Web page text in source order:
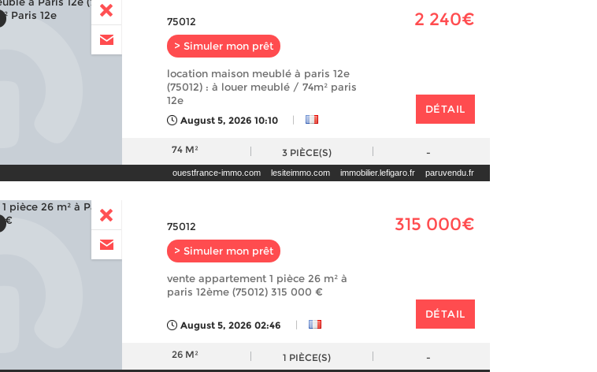
75012
> Simuler mon prêt
2 240€
location maison meublé à paris 12e
(75012) : à louer meublé / 74m² paris
12e
August 5, 2026 10:10 |
DÉTAIL
74 M² 3 PIÈCE(S) -
ouestfrance-immo.com lesiteimmo.com immobilier.lefigaro.fr paruvendu.fr
75012
> Simuler mon prêt
315 000€
vente appartement 1 pièce 26 m² à
paris 12ème (75012) 315 000 €
August 5, 2026 02:46 |
DÉTAIL
26 M² 1 PIÈCE(S) -